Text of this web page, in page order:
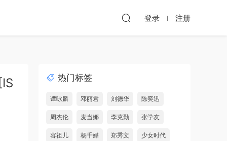
登录 注册
热门标签
谭咏麟 邓丽君 刘德华 陈奕迅
周杰伦 麦当娜 李克勤 张学友
容祖儿 杨千嬅 郑秀文 少女时代